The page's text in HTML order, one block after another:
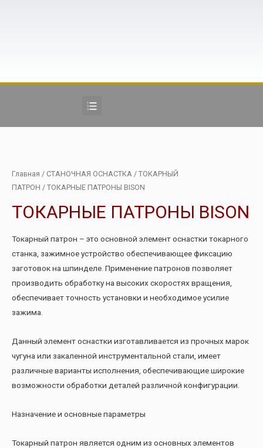
Главная / СТАНОЧНАЯ ОСНАСТКА / ТОКАРНЫЙ
ПАТРОН / ТОКАРНЫЕ ПАТРОНЫ BISON
ТОКАРНЫЕ ПАТРОНЫ BISON
Токарный патрон – это основной элемент оснастки токарного
станка, зажимное устройство обеспечивающее фиксацию
заготовок на шпинделе. Применение патронов позволяет
производить обработку на высоких скоростях вращения,
обеспечивает точность установки и необходимое усилие
зажима.
Данный элемент оснастки изготавливается из прочных марок
чугуна или закаленной инструментальной стали, имеет
различные варианты исполнения, обеспечивающие широкие
возможности обработки деталей различной конфигурации.
Назначение и основные параметры
Токарный патрон является одним из основных элементов